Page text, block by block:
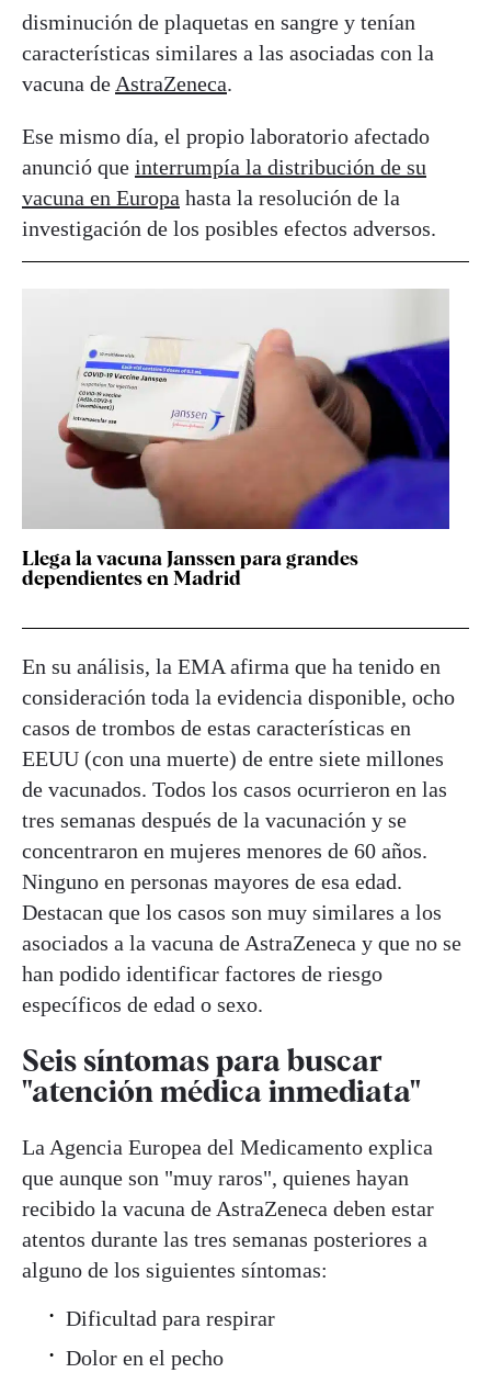
disminución de plaquetas en sangre y tenían
características similares a las asociadas con la
vacuna de AstraZeneca.
Ese mismo día, el propio laboratorio afectado
anunció que interrumpía la distribución de su
vacuna en Europa hasta la resolución de la
investigación de los posibles efectos adversos.
Llega la vacuna Janssen para grandes
dependientes en Madrid
En su análisis, la EMA afirma que ha tenido en
consideración toda la evidencia disponible, ocho
casos de trombos de estas características en
EEUU (con una muerte) de entre siete millones
de vacunados. Todos los casos ocurrieron en las
tres semanas después de la vacunación y se
concentraron en mujeres menores de 60 años.
Ninguno en personas mayores de esa edad.
Destacan que los casos son muy similares a los
asociados a la vacuna de AstraZeneca y que no se
han podido identificar factores de riesgo
específicos de edad o sexo.
Seis síntomas para buscar
"atención médica inmediata"
La Agencia Europea del Medicamento explica
que aunque son "muy raros", quienes hayan
recibido la vacuna de AstraZeneca deben estar
atentos durante las tres semanas posteriores a
alguno de los siguientes síntomas:
Dificultad para respirar
Dolor en el pecho